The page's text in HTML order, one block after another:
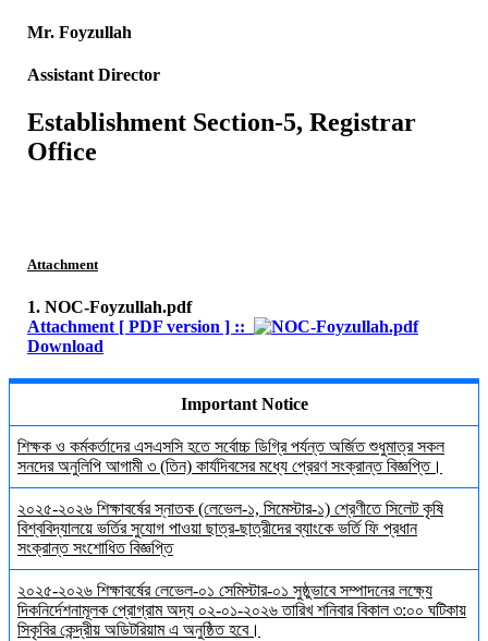
Mr. Foyzullah
Assistant Director
Establishment Section-5, Registrar
Office
Attachment
1. NOC-Foyzullah.pdf
Attachment [ PDF version ] ::
Download
Important Notice
শিক্ষক ও কর্মকর্তাদের এসএসসি হতে সর্বোচ্চ ডিগ্রি পর্যন্ত অর্জিত শুধুমাত্র সকল
সনদের অনুলিপি আগামী ৩ (তিন) কার্যদিবসের মধ্যে প্রেরণ সংক্রান্ত বিজ্ঞপ্তি।
২০২৫-২০২৬ শিক্ষাবর্ষের স্নাতক (লেভেল-১, সিমেস্টার-১) শ্রেণীতে সিলেট কৃষি
বিশ্ববিদ্যালয়ে ভর্তির সুযোগ পাওয়া ছাত্র-ছাত্রীদের ব্যাংকে ভর্তি ফি প্রধান
সংক্রান্ত সংশোধিত বিজ্ঞপ্তি
২০২৫-২০২৬ শিক্ষাবর্ষের লেভেল-০১ সেমিস্টার-০১ সুষ্ঠুভাবে সম্পাদনের লক্ষ্যে
দিকনির্দেশনামূলক প্রোগ্রাম অদ্য ০২-০১-২০২৬ তারিখ শনিবার বিকাল ৩:০০ ঘটিকায়
সিকৃবির কেন্দ্রীয় অডিটরিয়াম এ অনুষ্ঠিত হবে।